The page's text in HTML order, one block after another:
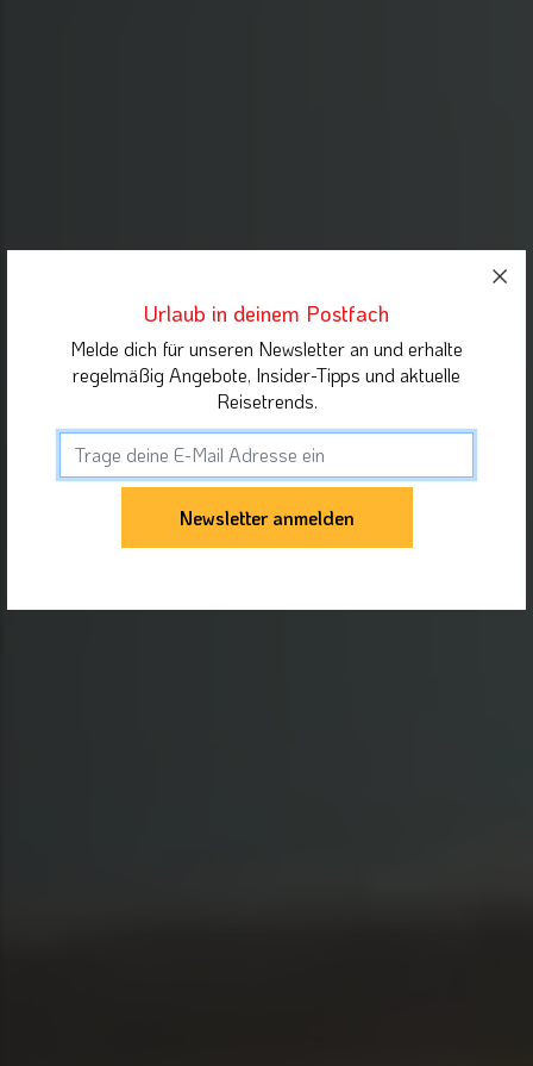
Urlaub in deinem Postfach
Melde dich für unseren Newsletter an und erhalte
regelmäßig Angebote, Insider-Tipps und aktuelle
Reisetrends.